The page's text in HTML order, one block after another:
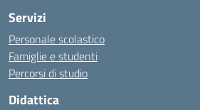
Servizi
Personale scolastico
Famiglie e studenti
Percorsi di studio
Didattica